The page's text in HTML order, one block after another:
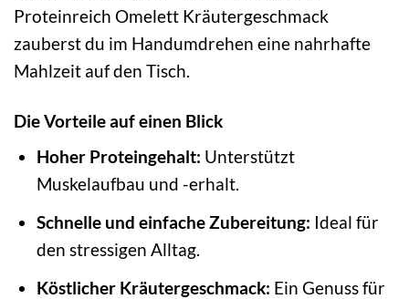
Proteinreich Omelett Kräutergeschmack
zauberst du im Handumdrehen eine nahrhafte
Mahlzeit auf den Tisch.
Die Vorteile auf einen Blick
Hoher Proteingehalt: Unterstützt
Muskelaufbau und -erhalt.
Schnelle und einfache Zubereitung: Ideal für
den stressigen Alltag.
Köstlicher Kräutergeschmack: Ein Genuss für